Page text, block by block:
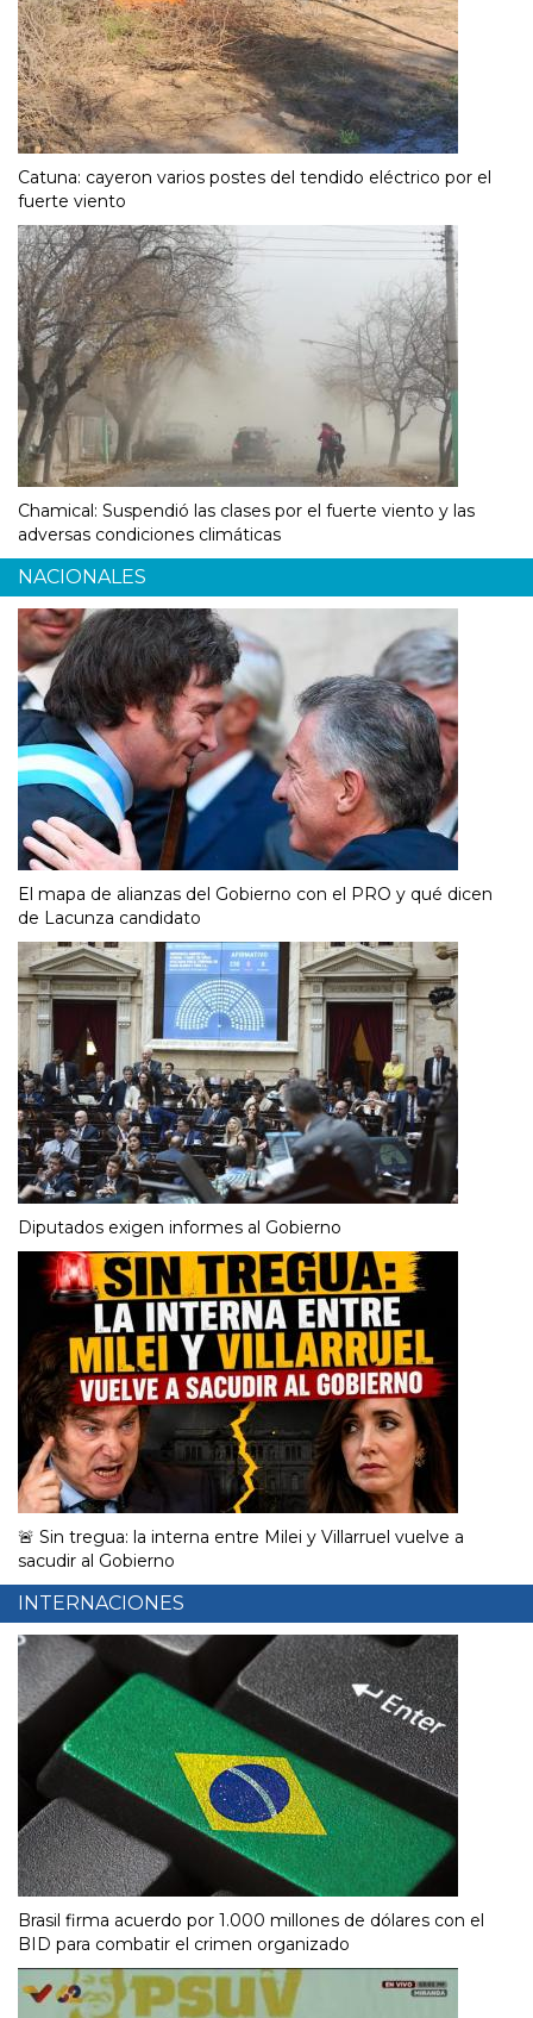
Catuna: cayeron varios postes del tendido eléctrico por el
fuerte viento
Chamical: Suspendió las clases por el fuerte viento y las
adversas condiciones climáticas
NACIONALES
El mapa de alianzas del Gobierno con el PRO y qué dicen
de Lacunza candidato
Diputados exigen informes al Gobierno
🚨 Sin tregua: la interna entre Milei y Villarruel vuelve a
sacudir al Gobierno
INTERNACIONES
Brasil firma acuerdo por 1.000 millones de dólares con el
BID para combatir el crimen organizado